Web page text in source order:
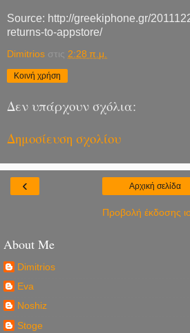
Source: http://greekiphone.gr/
returns-to-appstore/
Dimitrios στις 2:28 π.μ.
Κοινή χρήση
Δεν υπάρχουν σχόλια:
Δημοσίευση σχολίου
‹ Αρχική σελίδα
Προβολή έκδοσης
About Me
Dimitrios
Eva
Noshiz
Stoge